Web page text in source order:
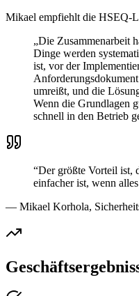
Mikael empfiehlt die HSEQ-
„Die Zusammenarbeit
Dinge werden
ist, vor der
umreißt, und die
Wenn die Grundlagen
schnell in den Betrieb
“Der größte Vorteil ist,
einfacher ist, wenn
— Mikael Korhola,